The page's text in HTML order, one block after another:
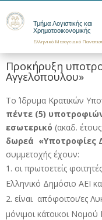
Τμήμα Λογιστικής και
Χρηματοοικονομικής
Ελληνικό Μεσογειακό
Προκήρυξη
Αγγελόπουλου»
Το Ίδρυμα Κρατικών
πέντε (5)
εσωτερικό (ακαδ.
δωρεά «Υποτροφίες
συμμετοχής έχουν:
οι πρωτοετείς
Ελληνικό Δημόσιο ΑΕΙ
είναι απόφοιτοι/ες
μόνιμοι κάτοικοι Νομού